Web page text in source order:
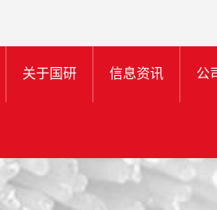
关于国研 信息资讯 公